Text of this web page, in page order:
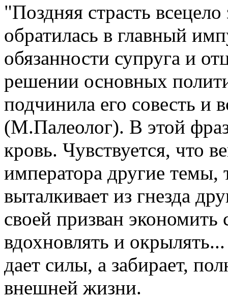
"Поздняя страсть
обратилась в главный
обязанности супруга и
решении основных
подчинила его совесть и
(М.Палеолог). В этой
кровь. Чувствуется, что
императора другие темы,
выталкивает из гнезда
своей призван
вдохновлять и
дает силы, а забирает,
внешней жизни.